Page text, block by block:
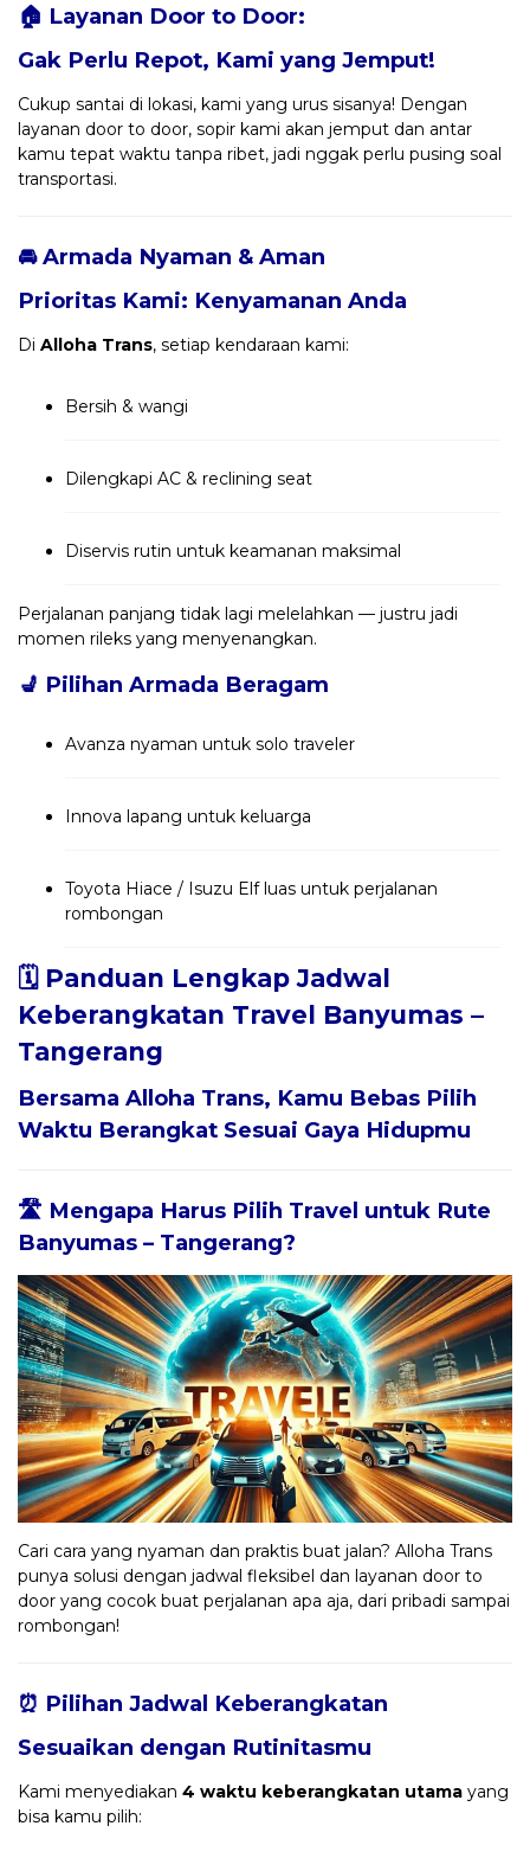
🏠 Layanan Door to Door:
Gak Perlu Repot, Kami yang Jemput!
Cukup santai di lokasi, kami yang urus sisanya! Dengan
layanan door to door, sopir kami akan jemput dan antar
kamu tepat waktu tanpa ribet, jadi nggak perlu pusing soal
transportasi.
🚘 Armada Nyaman & Aman
Prioritas Kami: Kenyamanan Anda
Di Alloha Trans, setiap kendaraan kami:
Bersih & wangi
Dilengkapi AC & reclining seat
Diservis rutin untuk keamanan maksimal
Perjalanan panjang tidak lagi melelahkan — justru jadi
momen rileks yang menyenangkan.
💺 Pilihan Armada Beragam
Avanza nyaman untuk solo traveler
Innova lapang untuk keluarga
Toyota Hiace / Isuzu Elf luas untuk perjalanan
rombongan
🗓️ Panduan Lengkap Jadwal
Keberangkatan Travel Banyumas –
Tangerang
Bersama Alloha Trans, Kamu Bebas Pilih
Waktu Berangkat Sesuai Gaya Hidupmu
🛣️ Mengapa Harus Pilih Travel untuk Rute
Banyumas – Tangerang?
Cari cara yang nyaman dan praktis buat jalan? Alloha Trans
punya solusi dengan jadwal fleksibel dan layanan door to
door yang cocok buat perjalanan apa aja, dari pribadi sampai
rombongan!
⏰ Pilihan Jadwal Keberangkatan
Sesuaikan dengan Rutinitasmu
Kami menyediakan 4 waktu keberangkatan utama yang
bisa kamu pilih: